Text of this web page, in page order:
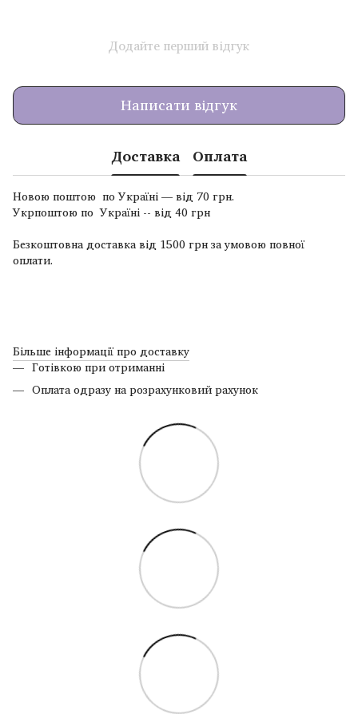
Додайте перший відгук
Написати відгук
Доставка Оплата
Новою поштою по Україні — від 70 грн.
Укрпоштою по Україні -- від 40 грн
Безкоштовна доставка від 1500 грн за умовою повної
оплати.
Більше інформації про доставку
Готівкою при отриманні
Оплата одразу на розрахунковий рахунок